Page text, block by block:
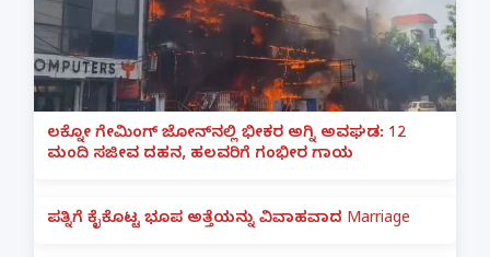
ಲಕ್ನೋ ಗೇಮಿಂಗ್ ಜೋನ್‌ನಲ್ಲಿ ಭೀಕರ ಅಗ್ನಿ ಅವಘಡ: 12
ಮಂದಿ ಸಜೀವ ದಹನ, ಹಲವರಿಗೆ ಗಂಭೀರ ಗಾಯ
ಪತ್ನಿಗೆ ಕೈಕೊಟ್ಟ ಭೂಪ ಅತ್ತೆಯನ್ನು ವಿವಾಹವಾದ Marriage